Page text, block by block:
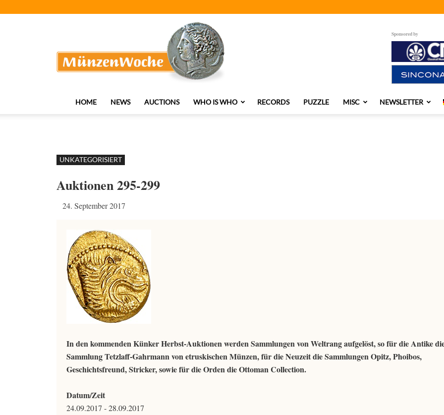
Sponsored by
HOME NEWS AUCTIONS WHO IS WHO RECORDS PUZZLE MISC NEWSLETTER
UNKATEGORISIERT
Auktionen 295-299
24. September 2017
In den kommenden Künker Herbst-Auktionen werden Sammlungen von Weltrang aufgelöst, so für die Antike
Sammlung Tetzlaff-Gahrmann von etruskischen Münzen, für die Neuzeit die Sammlungen Opitz, Phoibos,
Geschichtsfreund, Stricker, sowie für die Orden die Ottoman Collection.
Datum/Zeit
24.09.2017 - 28.09.2017